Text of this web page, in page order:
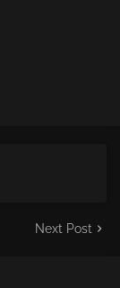
Next Post